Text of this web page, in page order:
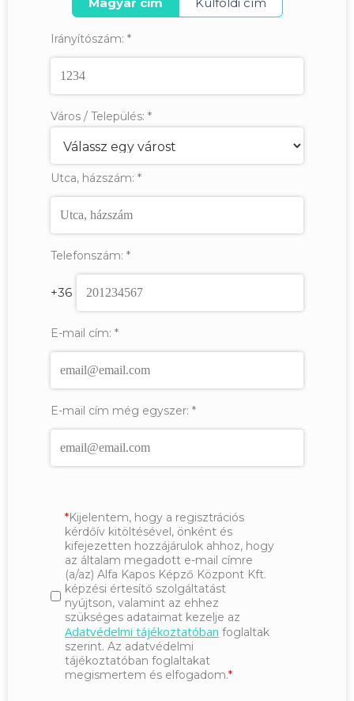
Irányítószám: *
Város / Település: *
Utca, házszám: *
Telefonszám: *
+36
E-mail cím: *
E-mail cím még egyszer: *
Kijelentem, hogy a regisztrációs
kérdőív kitöltésével, önként és
kifejezetten hozzájárulok ahhoz, hogy
az általam megadott e-mail címre
(a/az) Alfa Kapos Képző Központ Kft.
képzési értesítő szolgáltatást
nyújtson, valamint az ehhez
szükséges adataimat kezelje az
Adatvédelmi tájékoztatóban foglaltak
szerint. Az adatvédelmi
tájékoztatóban foglaltakat
megismertem és elfogadom.